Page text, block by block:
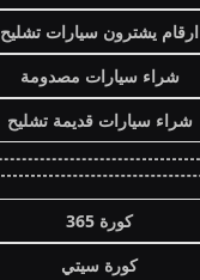
ارقام يشترون سيارات تشليح
شراء سيارات مصدومة
شراء سيارات قديمة تشليح
كورة 365
كورة سيتي